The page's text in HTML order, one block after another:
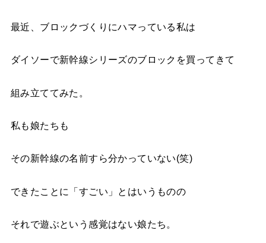
最近、ブロックづくりにハマっている私は
ダイソーで新幹線シリーズのブロックを買ってきて
組み立ててみた。
私も娘たちも
その新幹線の名前すら分かっていない(笑)
できたことに「すごい」とはいうものの
それで遊ぶという感覚はない娘たち。